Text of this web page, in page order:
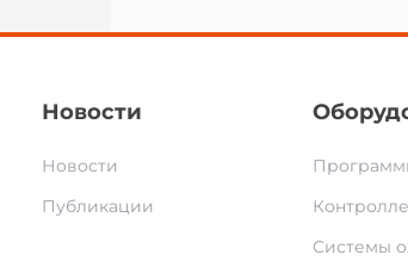
Новости
Новости
Публикации
Системы